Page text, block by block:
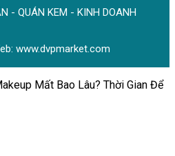
- QUÁN KEM - KINH DOANH
www.dvpmarket.com
Mất Bao Lâu? Thời Gian Để